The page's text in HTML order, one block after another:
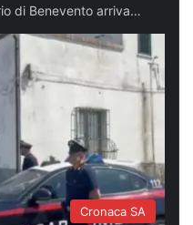
di Benevento arriva…
Cronaca SA